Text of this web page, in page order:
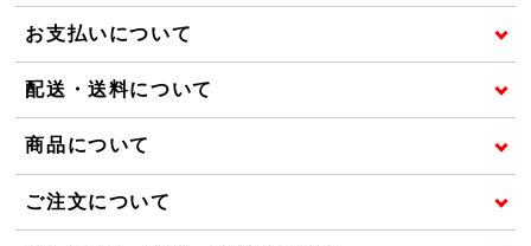
お支払いについて
配送・送料について
商品について
ご注文について